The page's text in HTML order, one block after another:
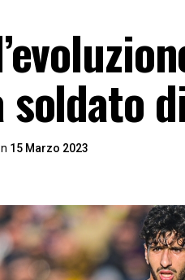
soldato
15 Marzo 2023